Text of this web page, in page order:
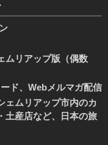
ムリアップ版（偶数
ド、Webメルマガ配信
ェムリアップ市内のカ
土産店など、日本の旅